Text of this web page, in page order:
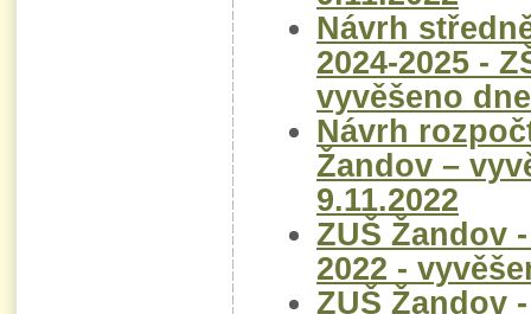
Návrh
2024-2025 -
vyvěšeno
Návrh
Žandov –
9.11.2022
ZUŠ Žandov
2022 -
ZUŠ Žandov